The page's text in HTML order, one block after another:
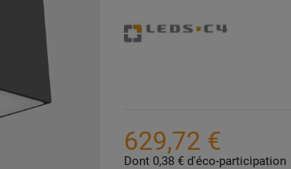
629,72 €
Dont 0,38 € d'éco-participation